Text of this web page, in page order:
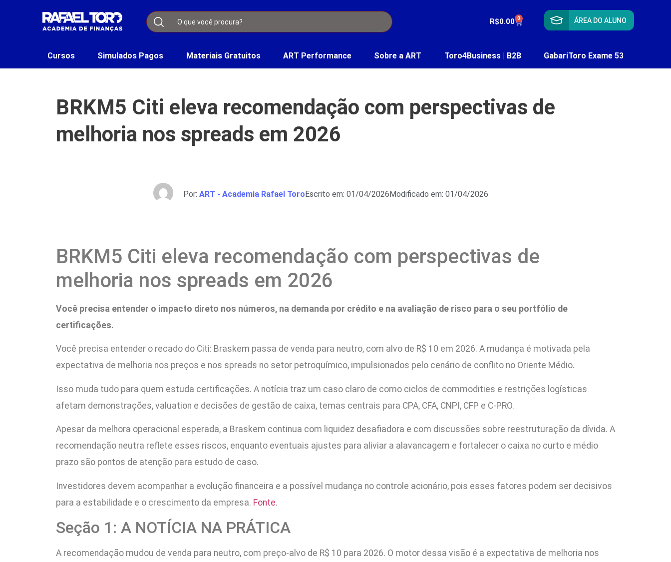
R$0.00 0 ÁREA DO ALUNO
Cursos Simulados Pagos Materiais Gratuitos ART Performance Sobre a ART Toro4Business | B2B GabariToro Exame 53
BRKM5 Citi eleva recomendação com perspectivas de
melhoria nos spreads em 2026
Por: ART - Academia Rafael ToroEscrito em: 01/04/2026Modificado em: 01/04/2026
BRKM5 Citi eleva recomendação com perspectivas de
melhoria nos spreads em 2026
Você precisa entender o impacto direto nos números, na demanda por crédito e na avaliação de risco para o seu portfólio de
certificações.
Você precisa entender o recado do Citi: Braskem passa de venda para neutro, com alvo de R$ 10 em 2026. A mudança é motivada pela
expectativa de melhoria nos preços e nos spreads no setor petroquímico, impulsionados pelo cenário de conflito no Oriente Médio.
Isso muda tudo para quem estuda certificações. A notícia traz um caso claro de como ciclos de commodities e restrições logísticas
afetam demonstrações, valuation e decisões de gestão de caixa, temas centrais para CPA, CFA, CNPI, CFP e C-PRO.
Apesar da melhora operacional esperada, a Braskem continua com liquidez desafiadora e com discussões sobre reestruturação da dívida. A
recomendação neutra reflete esses riscos, enquanto eventuais ajustes para aliviar a alavancagem e fortalecer o caixa no curto e médio
prazo são pontos de atenção para estudo de caso.
Investidores devem acompanhar a evolução financeira e a possível mudança no controle acionário, pois esses fatores podem ser decisivos
para a estabilidade e o crescimento da empresa. Fonte.
Seção 1: A NOTÍCIA NA PRÁTICA
A recomendação mudou de venda para neutro, com preço-alvo de R$ 10 para 2026. O motor dessa visão é a expectativa de melhoria nos